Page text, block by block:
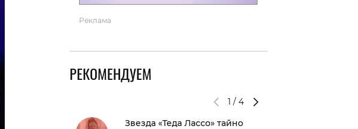
Реклама
РЕКОМЕНДУЕМ
1 /4
Звезда «Теда Лассо» тайно